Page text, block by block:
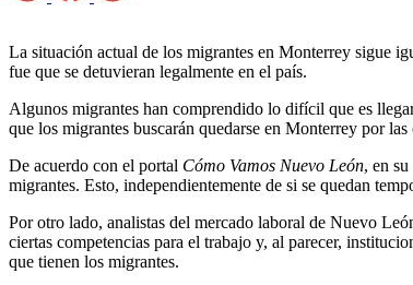
La situación actual de los migrantes en Monterrey sigue
fue que se detuvieran legalmente en el país.
Algunos migrantes han comprendido lo difícil que es
que los migrantes buscarán quedarse en Monterrey por
De acuerdo con el portal Cómo Vamos Nuevo León, en
migrantes. Esto, independientemente de si se quedan
Por otro lado, analistas del mercado laboral de Nuevo
ciertas competencias para el trabajo y, al parecer,
que tienen los migrantes.